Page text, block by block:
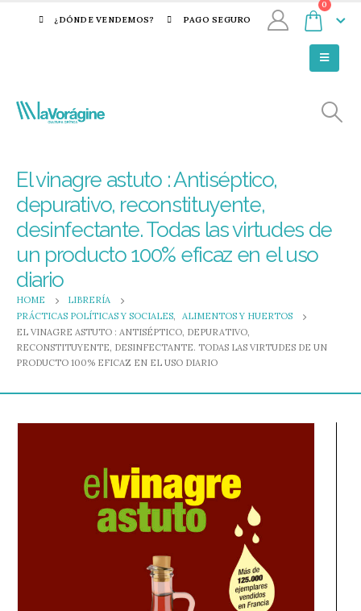
¿DÓNDE VENDEMOS? PAGO SEGURO
0
El vinagre astuto : Antiséptico,
depurativo, reconstituyente,
desinfectante. Todas las virtudes de
un producto 100% eficaz en el uso
diario
HOME
LIBRERÍA
PRÁCTICAS POLÍTICAS Y SOCIALES,
ALIMENTOS Y HUERTOS
EL VINAGRE ASTUTO : ANTISÉPTICO, DEPURATIVO,
RECONSTITUYENTE, DESINFECTANTE. TODAS LAS VIRTUDES DE UN
PRODUCTO 100% EFICAZ EN EL USO DIARIO